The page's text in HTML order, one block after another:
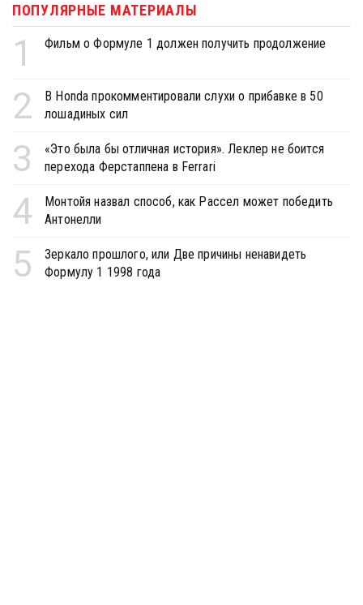
ПОПУЛЯРНЫЕ МАТЕРИАЛЫ
1 Фильм о Формуле 1 должен получить продолжение
2
В Honda прокомментировали слухи о прибавке в 50
лошадиных сил
3
«Это была бы отличная история». Леклер не боится
перехода Ферстаппена в Ferrari
4
Монтойя назвал способ, как Рассел может победить
Антонелли
5
Зеркало прошлого, или Две причины ненавидеть
Формулу 1 1998 года